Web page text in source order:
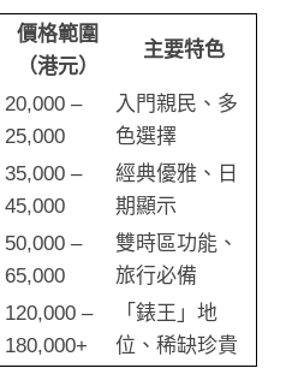
價格範圍
（港元）
主要特色
20,000 –
25,000
入門親民、多
色選擇
35,000 –
45,000
經典優雅、日
期顯示
50,000 –
65,000
雙時區功能、
旅行必備
120,000 –
180,000+
「錶王」地
位、稀缺珍貴